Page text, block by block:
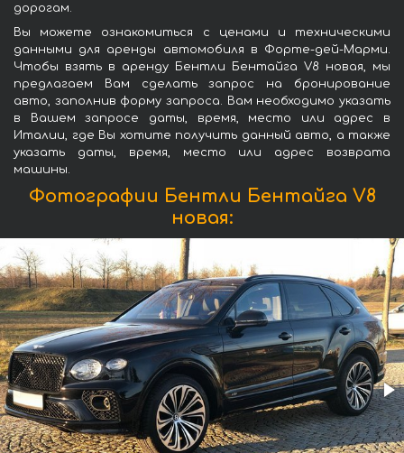
дорогам.
Вы можете ознакомиться с ценами и техническими
данными для аренды автомобиля в Форте-дей-Марми.
Чтобы взять в аренду Бентли Бентайга V8 новая, мы
предлагаем Вам сделать запрос на бронирование
авто, заполнив форму запроса. Вам необходимо указать
в Вашем запросе даты, время, место или адрес в
Италии, где Вы хотите получить данный авто, а также
указать даты, время, место или адрес возврата
машины.
Фотографии Бентли Бентайга V8
новая: